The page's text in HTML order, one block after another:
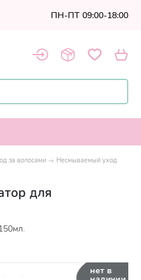
ПН-ПТ 09:00-18:00
за волосами
Несмываемый уход
для
нет в